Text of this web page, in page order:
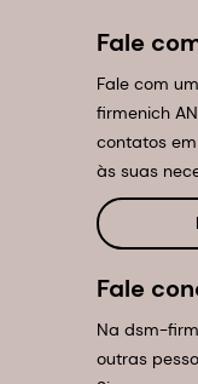
Fale
Fale com
firmenich
contatos
às suas
Fale
Na dsm-
outras